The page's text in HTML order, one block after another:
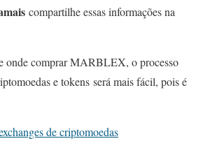
compartilhe essas informações na
onde comprar MARBLEX, o processo
e tokens será mais fácil, pois é
de criptomoedas